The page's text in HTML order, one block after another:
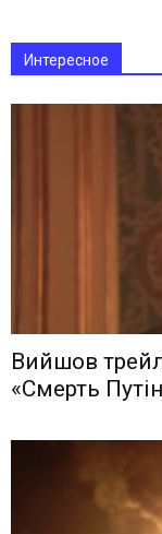
Интересное
Вийшов
«Смерть